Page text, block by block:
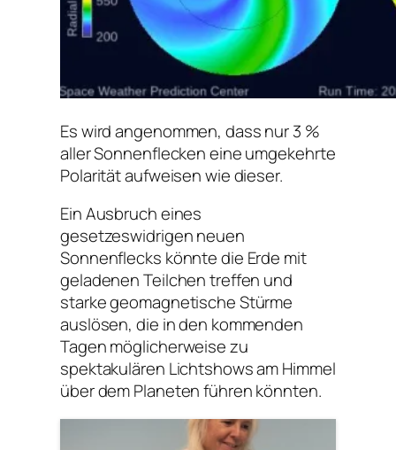
Es wird angenommen, dass nur 3 %
aller Sonnenflecken eine umgekehrte
Polarität aufweisen wie dieser.
Ein Ausbruch eines
gesetzeswidrigen neuen
Sonnenflecks könnte die Erde mit
geladenen Teilchen treffen und
starke geomagnetische Stürme
auslösen, die in den kommenden
Tagen möglicherweise zu
spektakulären Lichtshows am Himmel
über dem Planeten führen könnten.